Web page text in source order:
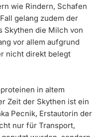
wie Rindern, Schafen
gelang zudem der
Skythen die Milch von
vor allem aufgrund
nicht direkt belegt
in altem
Zeit der Skythen ist ein
Pecnik, Erstautorin der
nur für Transport,